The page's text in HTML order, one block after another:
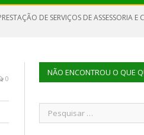
DE SERVIÇOS DE ASSESSORIA E
0
NÃO ENCONTROU O QUE